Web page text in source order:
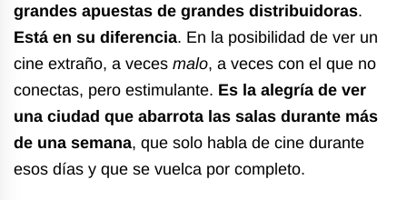
grandes apuestas de grandes distribuidoras.
Está en su diferencia. En la posibilidad de ver un
cine extraño, a veces malo, a veces con el que no
conectas, pero estimulante. Es la alegría de ver
una ciudad que abarrota las salas durante más
de una semana, que solo habla de cine durante
esos días y que se vuelca por completo.